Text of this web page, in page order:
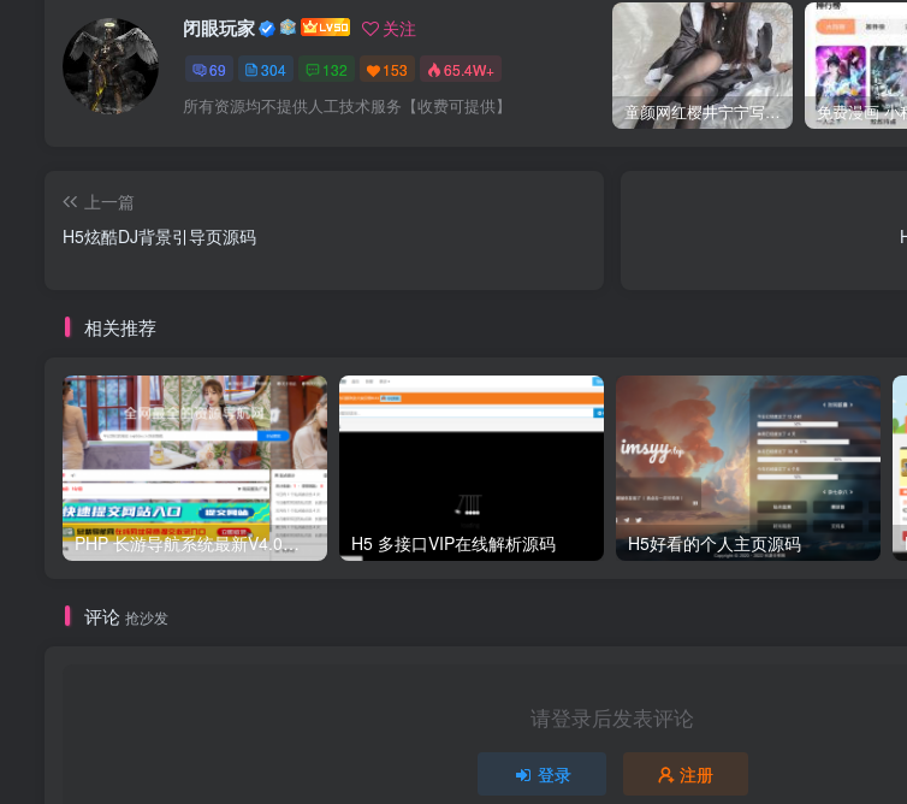
闭眼玩家 关注
69 304 132 153 65.4W+
所有资源均不提供人工技术服务【收费可提供】 童颜网红樱井宁宁写真集套图 免费漫画 小
上一篇
H5炫酷DJ背景引导页源码
相关推荐
PHP 长游导航系统最新V4.0开源可运营正版 源码 H5 多接口VIP在线解析源码 H5好看的个人主页源码
评论 抢沙发
请登录后发表评论
登录 注册